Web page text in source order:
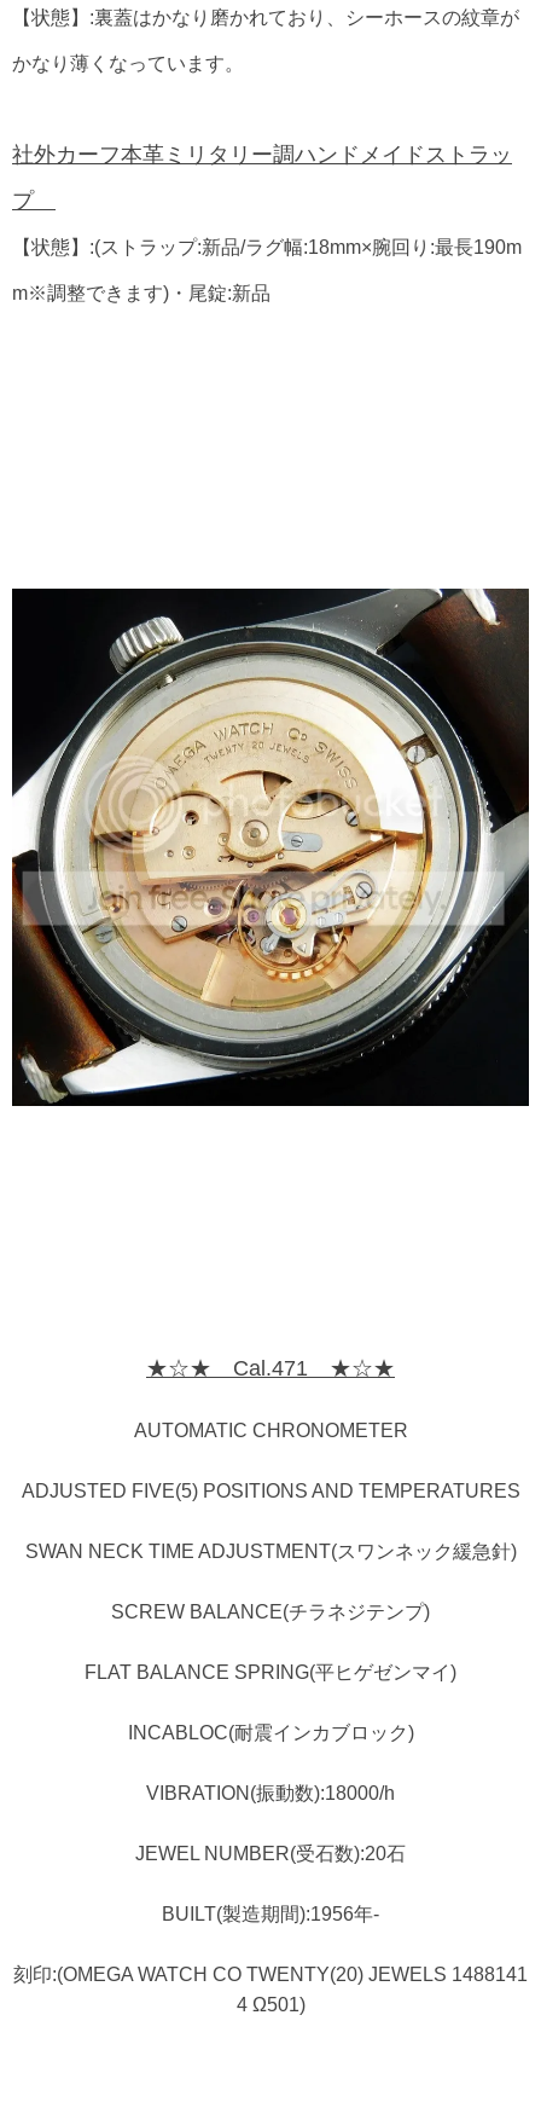
【状態】:裏蓋はかなり磨かれており、シーホースの紋章が
かなり薄くなっています。
社外カーフ本革ミリタリー調ハンドメイドストラッ
プ
【状態】:(ストラップ:新品/ラグ幅:18mm×腕回り:最長190m
m※調整できます)・尾錠:新品
★☆★ Cal.471 ★☆★
AUTOMATIC CHRONOMETER
ADJUSTED FIVE(5) POSITIONS AND TEMPERATURES
SWAN NECK TIME ADJUSTMENT(スワンネック緩急針)
SCREW BALANCE(チラネジテンプ)
FLAT BALANCE SPRING(平ヒゲゼンマイ)
INCABLOC(耐震インカブロック)
VIBRATION(振動数):18000/h
JEWEL NUMBER(受石数):20石
BUILT(製造期間):1956年-
刻印:(OMEGA WATCH CO TWENTY(20) JEWELS 1488141
4 Ω501)